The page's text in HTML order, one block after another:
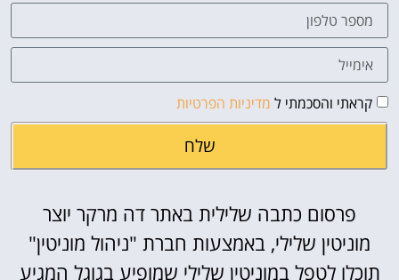
קראתי והסכמתי ל מדיניות הפרטיות
שלח
פרסום כתבה שלילית באתר דה מרקר יוצר
מוניטין שלילי, באמצעות חברת "ניהול מוניטין"
תוכלו לטפל במוניטין שלילי שמופיע בגוגל המגיע